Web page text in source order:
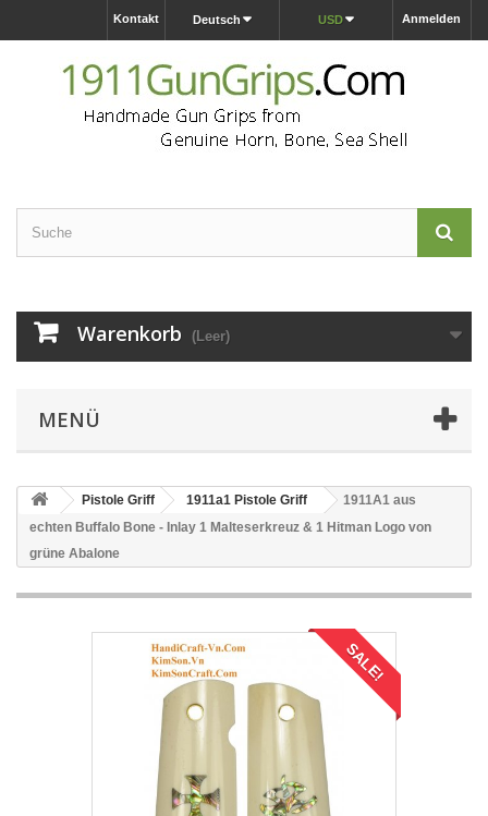
Anmelden
USD
Deutsch
Kontakt
Warenkorb (Leer)
MENÜ
Pistole Griff 1911a1 Pistole Griff
1911A1 aus
echten Buffalo Bone - Inlay 1 Malteserkreuz & 1 Hitman Logo von
grüne Abalone
SALE!